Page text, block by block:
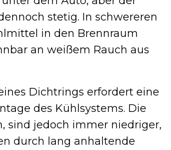
stetig. In schwereren
in den Brennraum
an weißem Rauch aus
Dichtrings erfordert eine
des Kühlsystems. Die
sind jedoch immer niedriger,
durch lang anhaltende